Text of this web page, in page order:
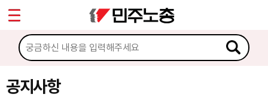
공지사항
마이페이지
소개
소식
Sketchbook5, 스케치북5